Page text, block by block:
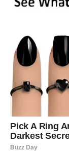
i oslobađanje
Ovo je vreme
više nije
Ali ono što se